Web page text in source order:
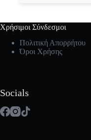
Χρήσιμοι Σύνδεσμοι
Πολιτική Απορρήτου
Όροι Χρήσης
Socials